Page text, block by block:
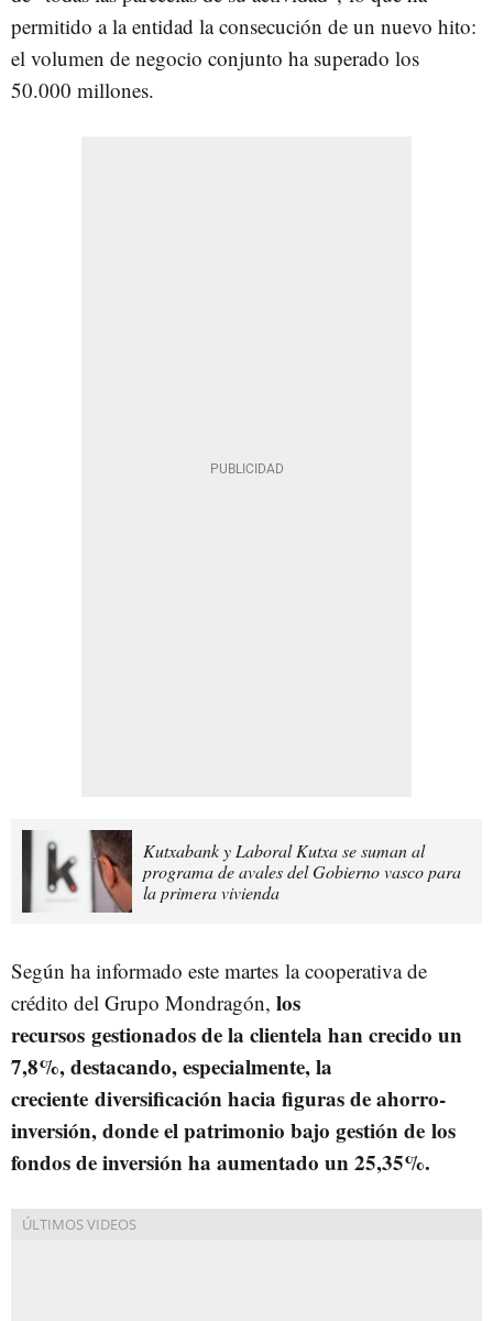
permitido a la entidad la consecución de un nuevo hito:
el volumen de negocio conjunto ha superado los
50.000 millones.
Kutxabank y Laboral Kutxa se suman al
programa de avales del Gobierno vasco para
la primera vivienda
Según ha informado este martes la cooperativa de
crédito del Grupo Mondragón, los
recursos gestionados de la clientela han crecido un
7,8%, destacando, especialmente, la
creciente diversificación hacia figuras de ahorro-
inversión, donde el patrimonio bajo gestión de los
fondos de inversión ha aumentado un 25,35%.